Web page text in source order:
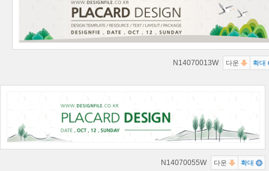
N14070013W 다운 확대
N14070055W 다운 확대